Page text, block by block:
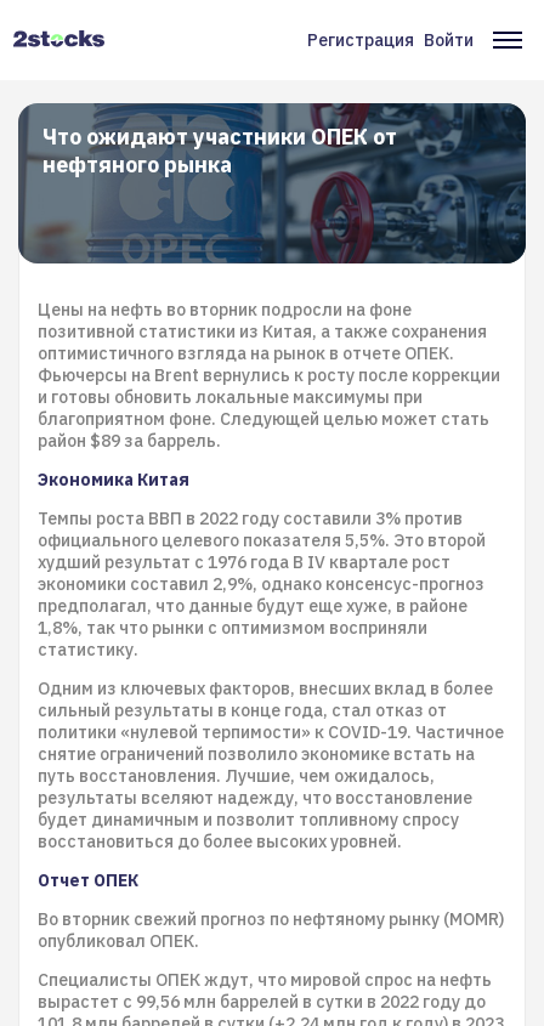
Меню
учётной
записи
пользователя
Регистрация Войти
Что ожидают участники ОПЕК от
нефтяного рынка
Цены на нефть во вторник подросли на фоне
позитивной статистики из Китая, а также сохранения
оптимистичного взгляда на рынок в отчете ОПЕК.
Фьючерсы на Brent вернулись к росту после коррекции
и готовы обновить локальные максимумы при
благоприятном фоне. Следующей целью может стать
район $89 за баррель.
Экономика Китая
Темпы роста ВВП в 2022 году составили 3% против
официального целевого показателя 5,5%. Это второй
худший результат с 1976 года В IV квартале рост
экономики составил 2,9%, однако консенсус-прогноз
предполагал, что данные будут еще хуже, в районе
1,8%, так что рынки с оптимизмом восприняли
статистику.
Одним из ключевых факторов, внесших вклад в более
сильный результаты в конце года, стал отказ от
политики «нулевой терпимости» к COVID-19. Частичное
снятие ограничений позволило экономике встать на
путь восстановления. Лучшие, чем ожидалось,
результаты вселяют надежду, что восстановление
будет динамичным и позволит топливному спросу
восстановиться до более высоких уровней.
Отчет ОПЕК
Во вторник свежий прогноз по нефтяному рынку (MOMR)
опубликовал ОПЕК.
Специалисты ОПЕК ждут, что мировой спрос на нефть
вырастет с 99,56 млн баррелей в сутки в 2022 году до